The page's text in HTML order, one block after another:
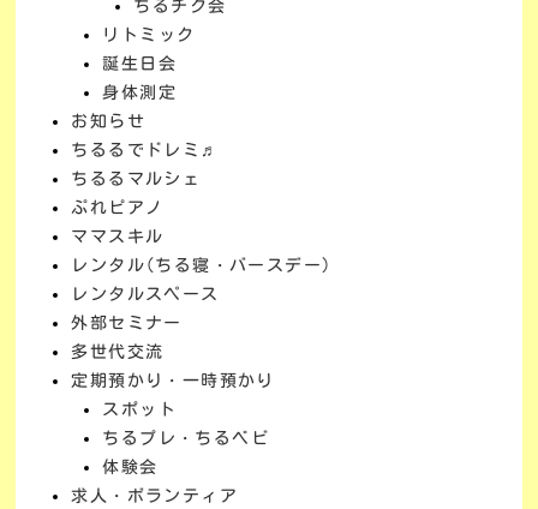
ちるチク会
リトミック
誕生日会
身体測定
お知らせ
ちるるでドレミ♬
ちるるマルシェ
ぷれピアノ
ママスキル
レンタル(ちる寝・バースデー)
レンタルスペース
外部セミナー
多世代交流
定期預かり・一時預かり
スポット
ちるプレ・ちるベビ
体験会
求人・ボランティア